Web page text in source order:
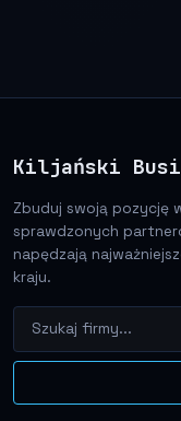
Kiljański
Zbuduj swoją pozycję
sprawdzonych
napędzają
kraju.